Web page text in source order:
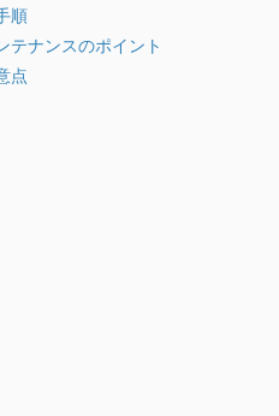
順
テナンスのポイント
点